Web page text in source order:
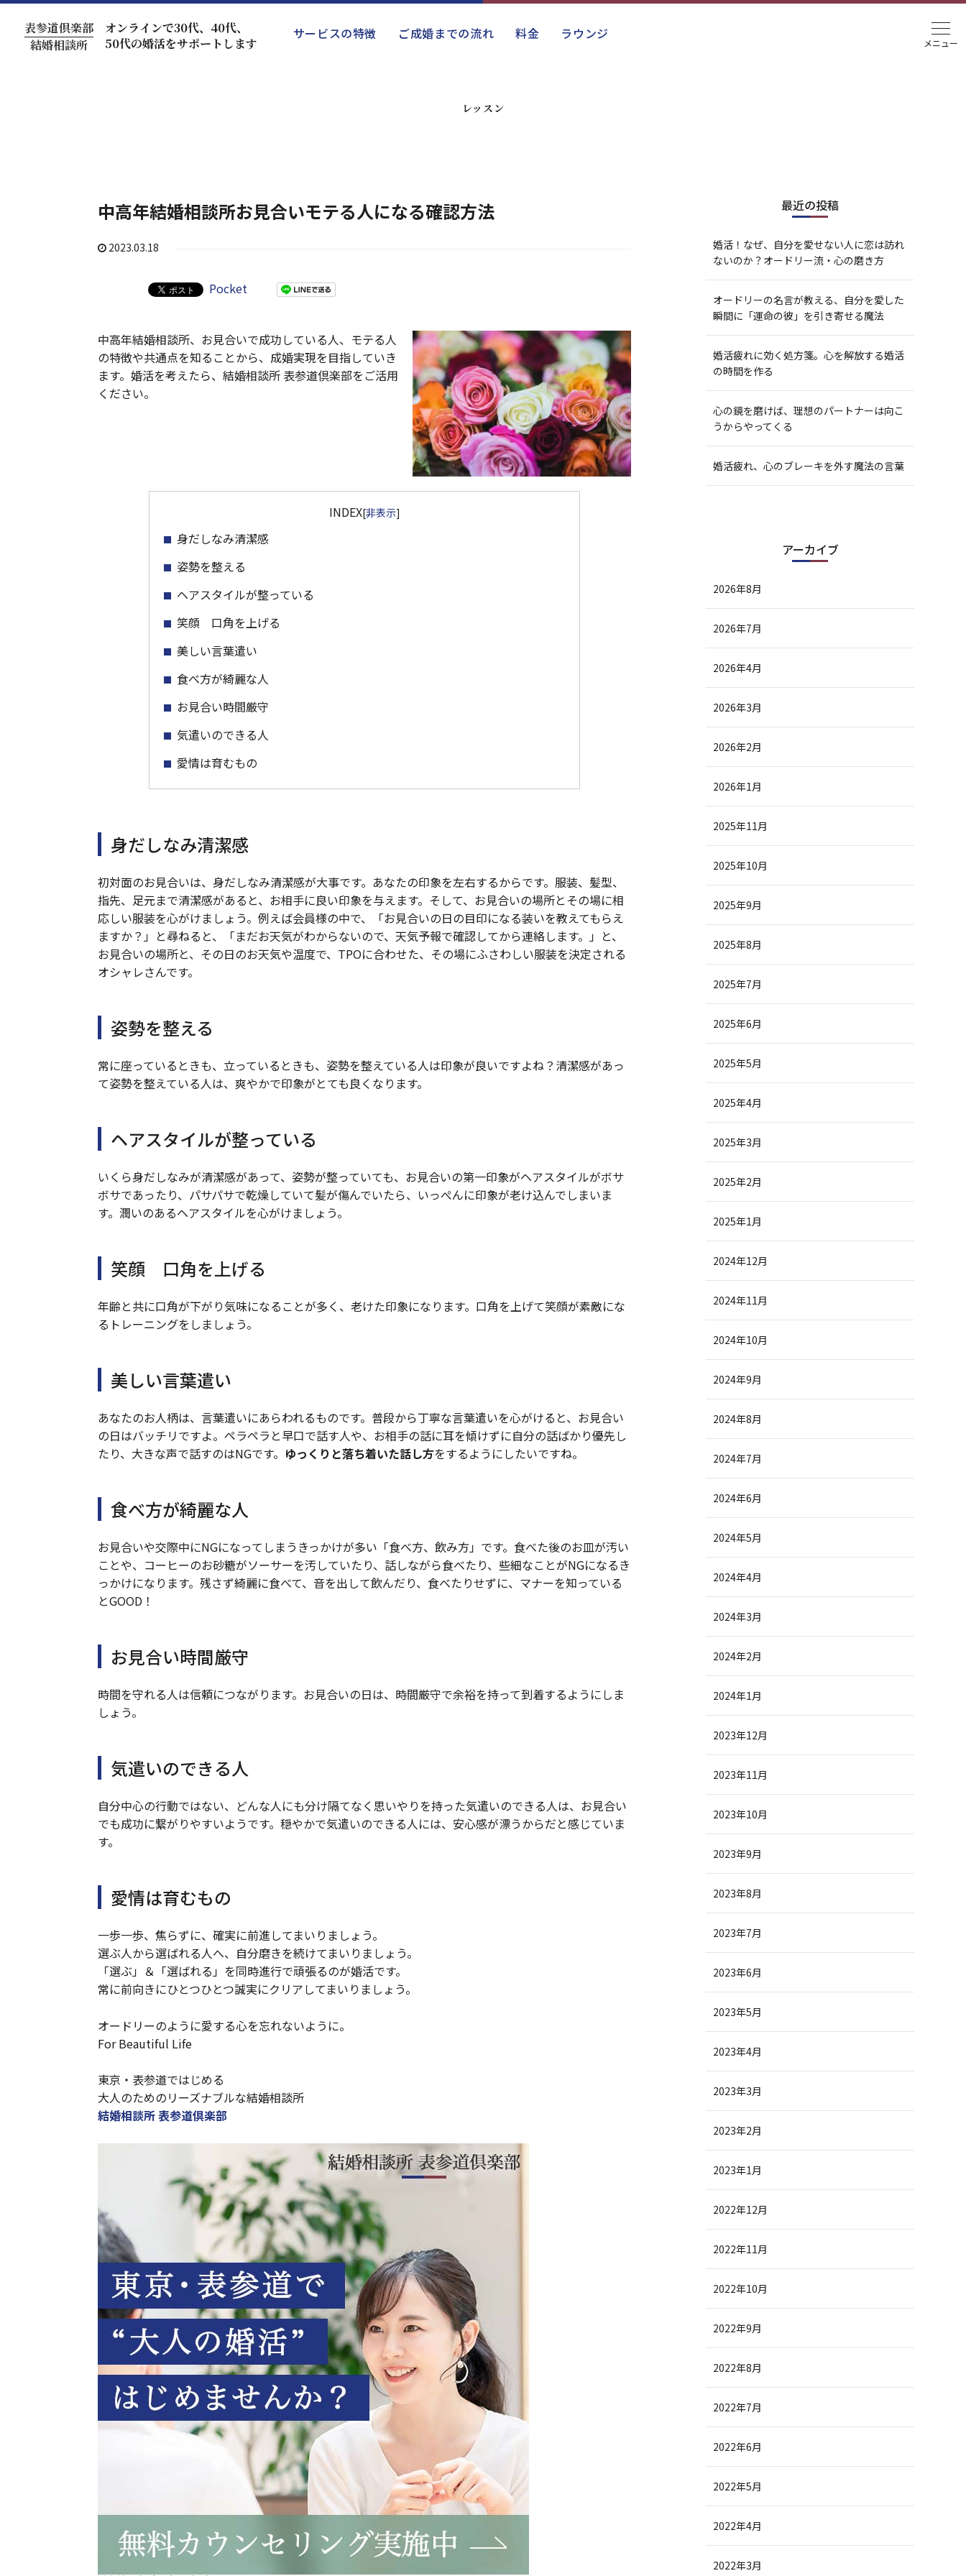
結婚相談所
表参道倶楽部
オンラインで30代、40代、
50代の婚活をサポートします
サービスの特徴 ご成婚までの流れ 料金 ラウンジ
レッスン
中高年結婚相談所お見合いモテる人になる確認方法
2023.03.18
Pocket
中高年結婚相談所、お見合いで成功している人、モテる人
の特徴や共通点を知ることから、成婚実現を目指していき
ます。婚活を考えたら、結婚相談所 表参道倶楽部をご活用
ください。
INDEX[非表示]
身だしなみ清潔感
姿勢を整える
ヘアスタイルが整っている
笑顔 口角を上げる
美しい言葉遣い
食べ方が綺麗な人
お見合い時間厳守
気遣いのできる人
愛情は育むもの
身だしなみ清潔感
初対面のお見合いは、身だしなみ清潔感が大事です。あなたの印象を左右するからです。服装、髪型、
指先、足元まで清潔感があると、お相手に良い印象を与えます。そして、お見合いの場所とその場に相
応しい服装を心がけましょう。例えば会員様の中で、「お見合いの日の目印になる装いを教えてもらえ
ますか？」と尋ねると、「まだお天気がわからないので、天気予報で確認してから連絡します。」と、
お見合いの場所と、その日のお天気や温度で、TPOに合わせた、その場にふさわしい服装を決定される
オシャレさんです。
姿勢を整える
常に座っているときも、立っているときも、姿勢を整えている人は印象が良いですよね？清潔感があっ
て姿勢を整えている人は、爽やかで印象がとても良くなります。
ヘアスタイルが整っている
いくら身だしなみが清潔感があって、姿勢が整っていても、お見合いの第一印象がヘアスタイルがボサ
ボサであったり、パサパサで乾燥していて髪が傷んでいたら、いっぺんに印象が老け込んでしまいま
す。潤いのあるヘアスタイルを心がけましょう。
笑顔 口角を上げる
年齢と共に口角が下がり気味になることが多く、老けた印象になります。口角を上げて笑顔が素敵にな
るトレーニングをしましょう。
美しい言葉遣い
あなたのお人柄は、言葉遣いにあらわれるものです。普段から丁寧な言葉遣いを心がけると、お見合い
の日はバッチリですよ。ペラペラと早口で話す人や、お相手の話に耳を傾けずに自分の話ばかり優先し
たり、大きな声で話すのはNGです。 ゆっくりと落ち着いた話し方をするようにしたいですね。
食べ方が綺麗な人
お見合いや交際中にNGになってしまうきっかけが多い「食べ方、飲み方」です。食べた後のお皿が汚い
ことや、コーヒーのお砂糖がソーサーを汚していたり、話しながら食べたり、些細なことがNGになるき
っかけになります。残さず綺麗に食べて、音を出して飲んだり、食べたりせずに、マナーを知っている
とGOOD！
お見合い時間厳守
時間を守れる人は信頼につながります。お見合いの日は、時間厳守で余裕を持って到着するようにしま
しょう。
気遣いのできる人
自分中心の行動ではない、どんな人にも分け隔てなく思いやりを持った気遣いのできる人は、お見合い
でも成功に繋がりやすいようです。穏やかで気遣いのできる人には、安心感が漂うからだと感じていま
す。
愛情は育むもの
一歩一歩、焦らずに、確実に前進してまいりましょう。
選ぶ人から選ばれる人へ、自分磨きを続けてまいりましょう。
「選ぶ」＆「選ばれる」を同時進行で頑張るのが婚活です。
常に前向きにひとつひとつ誠実にクリアしてまいりましょう。
オードリーのように愛する心を忘れないように。
For Beautiful Life
東京・表参道ではじめる
大人のためのリーズナブルな結婚相談所
結婚相談所 表参道倶楽部
最近の投稿
婚活！なぜ、自分を愛せない人に恋は訪れ
ないのか？オードリー流・心の磨き方
オードリーの名言が教える、自分を愛した
瞬間に「運命の彼」を引き寄せる魔法
婚活疲れに効く処方箋。心を解放する婚活
の時間を作る
心の鏡を磨けば、理想のパートナーは向こ
うからやってくる
婚活疲れ、心のブレーキを外す魔法の言葉
アーカイブ
2026年8月
2026年7月
2026年4月
2026年3月
2026年2月
2026年1月
2025年11月
2025年10月
2025年9月
2025年8月
2025年7月
2025年6月
2025年5月
2025年4月
2025年3月
2025年2月
2025年1月
2024年12月
2024年11月
2024年10月
2024年9月
2024年8月
2024年7月
2024年6月
2024年5月
2024年4月
2024年3月
2024年2月
2024年1月
2023年12月
2023年11月
2023年10月
2023年9月
2023年8月
2023年7月
2023年6月
2023年5月
2023年4月
2023年3月
2023年2月
2023年1月
2022年12月
2022年11月
2022年10月
2022年9月
2022年8月
2022年7月
2022年6月
2022年5月
2022年4月
2022年3月